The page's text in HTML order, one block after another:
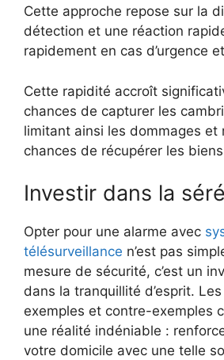
Cette approche repose sur la
détection et une réaction
rapidement en cas d’urgence
Cette rapidité accroît
chances de capturer les
limitant ainsi les dommages et
chances de récupérer les
Investir dans la
Opter pour une alarme avec
télésurveillance n’est pas
mesure de sécurité, c’est un
dans la tranquillité d’esprit.
exemples et contre-exemples
une réalité indéniable :
votre domicile avec une telle